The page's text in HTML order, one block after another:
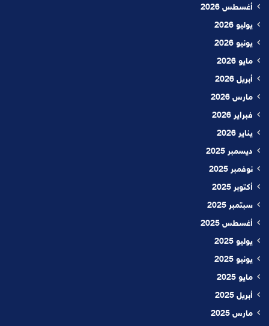
أغسطس 2026
يوليو 2026
يونيو 2026
مايو 2026
أبريل 2026
مارس 2026
فبراير 2026
يناير 2026
ديسمبر 2025
نوفمبر 2025
أكتوبر 2025
سبتمبر 2025
أغسطس 2025
يوليو 2025
يونيو 2025
مايو 2025
أبريل 2025
مارس 2025